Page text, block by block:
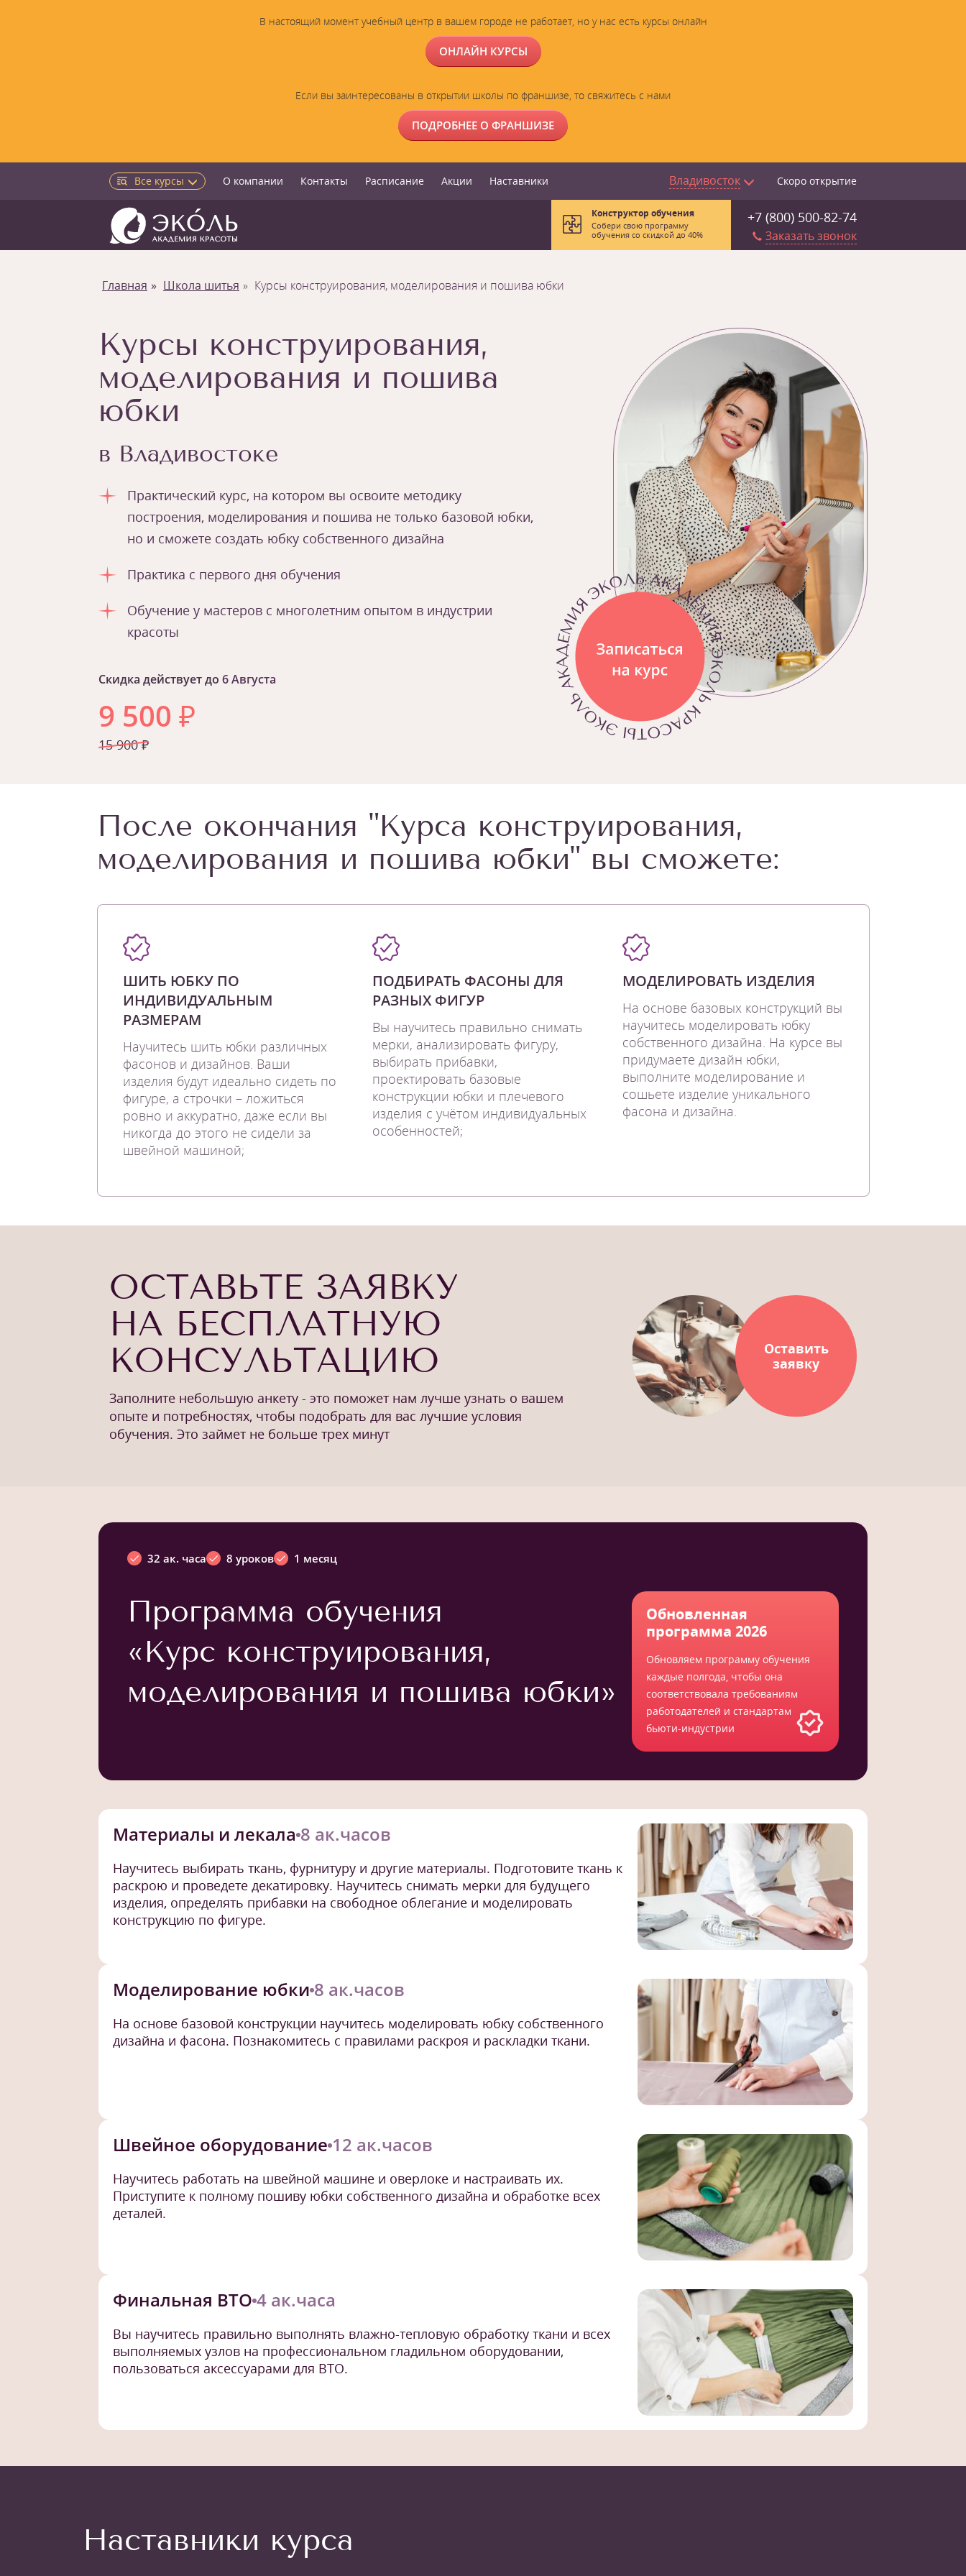
В настоящий момент учебный центр в вашем городе не работает, но у нас есть курсы онлайн
ОНЛАЙН КУРСЫ
Если вы заинтересованы в открытии школы по франшизе, то свяжитесь с нами
ПОДРОБНЕЕ О ФРАНШИЗЕ
Все курсы О компании Контакты Расписание Акции Наставники Владивосток Скоро открытие
+7 (800) 500-82-74
Заказать звонок
Конструктор обучения
Собери свою программу
обучения со скидкой до 40%
Главная Школа шитья Курсы конструирования, моделирования и пошива юбки
Курсы конструирования,
моделирования и пошива
юбки
в Владивостоке
Практический курс, на котором вы освоите методику
построения, моделирования и пошива не только базовой юбки,
но и сможете создать юбку собственного дизайна
Практика с первого дня обучения
Обучение у мастеров с многолетним опытом в индустрии
красоты
Скидка действует до 6 Августа
9 500 ₽
15 900 ₽
После окончания "Курса конструирования,
моделирования и пошива юбки" вы сможете:
ШИТЬ ЮБКУ ПО
ИНДИВИДУАЛЬНЫМ
РАЗМЕРАМ
Научитесь шить юбки различных
фасонов и дизайнов. Ваши
изделия будут идеально сидеть по
фигуре, а строчки – ложиться
ровно и аккуратно, даже если вы
никогда до этого не сидели за
швейной машиной;
ПОДБИРАТЬ ФАСОНЫ ДЛЯ
РАЗНЫХ ФИГУР
Вы научитесь правильно снимать
мерки, анализировать фигуру,
выбирать прибавки,
проектировать базовые
конструкции юбки и плечевого
изделия с учётом индивидуальных
особенностей;
МОДЕЛИРОВАТЬ ИЗДЕЛИЯ
На основе базовых конструкций вы
научитесь моделировать юбку
собственного дизайна. На курсе вы
придумаете дизайн юбки,
выполните моделирование и
сошьете изделие уникального
фасона и дизайна.
ОСТАВЬТЕ ЗАЯВКУ
НА БЕСПЛАТНУЮ
КОНСУЛЬТАЦИЮ
Заполните небольшую анкету - это поможет нам лучше узнать о вашем
опыте и потребностях, чтобы подобрать для вас лучшие условия
обучения. Это займет не больше трех минут
Оставить
заявку
32 ак. часа 8 уроков 1 месяц
Программа обучения
«Курс конструирования,
моделирования и пошива юбки»
Обновленная
программа 2026
Обновляем программу обучения
каждые полгода, чтобы она
соответствовала требованиям
работодателей и стандартам
бьюти-индустрии
Материалы и лекала 8 ак.часов
Научитесь выбирать ткань, фурнитуру и другие материалы. Подготовите ткань к
раскрою и проведете декатировку. Научитесь снимать мерки для будущего
изделия, определять прибавки на свободное облегание и моделировать
конструкцию по фигуре.
Моделирование юбки 8 ак.часов
На основе базовой конструкции научитесь моделировать юбку собственного
дизайна и фасона. Познакомитесь с правилами раскроя и раскладки ткани.
Швейное оборудование 12 ак.часов
Научитесь работать на швейной машине и оверлоке и настраивать их.
Приступите к полному пошиву юбки собственного дизайна и обработке всех
деталей.
Финальная ВТО 4 ак.часа
Вы научитесь правильно выполнять влажно-тепловую обработку ткани и всех
выполняемых узлов на профессиональном гладильном оборудовании,
пользоваться аксессуарами для ВТО.
Наставники курса